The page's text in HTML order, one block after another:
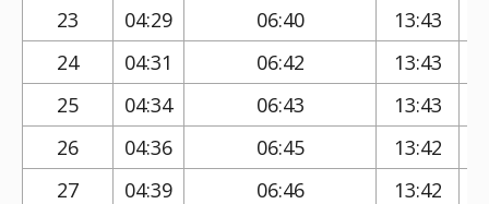
23
04:29 06:40 13:43
24
04:31 06:42 13:43
25
04:34 06:43 13:43
26
04:36 06:45 13:42
27
04:39 06:46 13:42